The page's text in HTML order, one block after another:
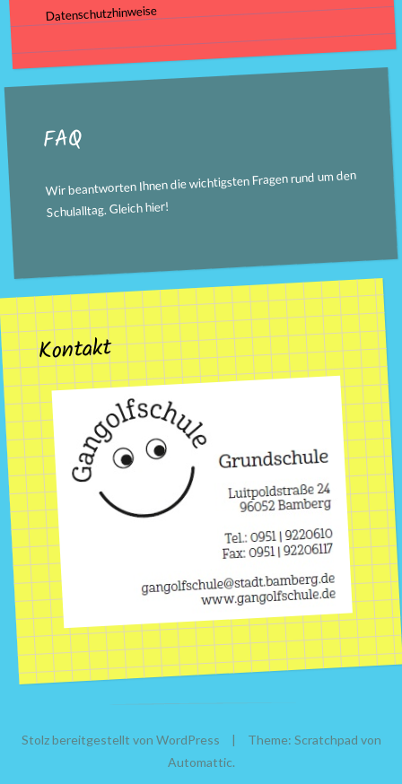
Datenschutzhinweise
FAQ
Wir beantworten Ihnen die wichtigsten Fragen rund um den
Schulalltag. Gleichhier!
Kontakt
Stolz bereitgestellt von WordPress |
Theme: Scratchpad von
Automattic.